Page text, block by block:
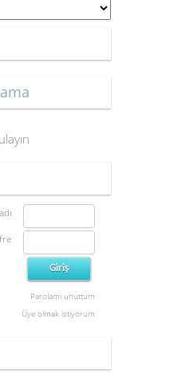
Parolamı unuttum
Üye olmak istiyorum